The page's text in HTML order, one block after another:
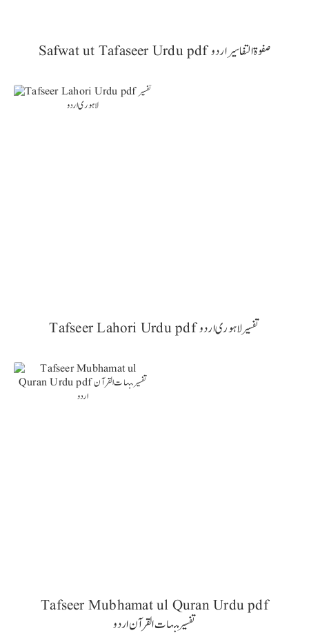
Safwat ut Tafaseer Urdu pdf صفوۃ التفاسیر اردو
Tafseer Lahori Urdu pdf تفسیر لاہوری اردو
Tafseer Mubhamat ul Quran Urdu pdf
تفسیر مبہات القرآن اردو